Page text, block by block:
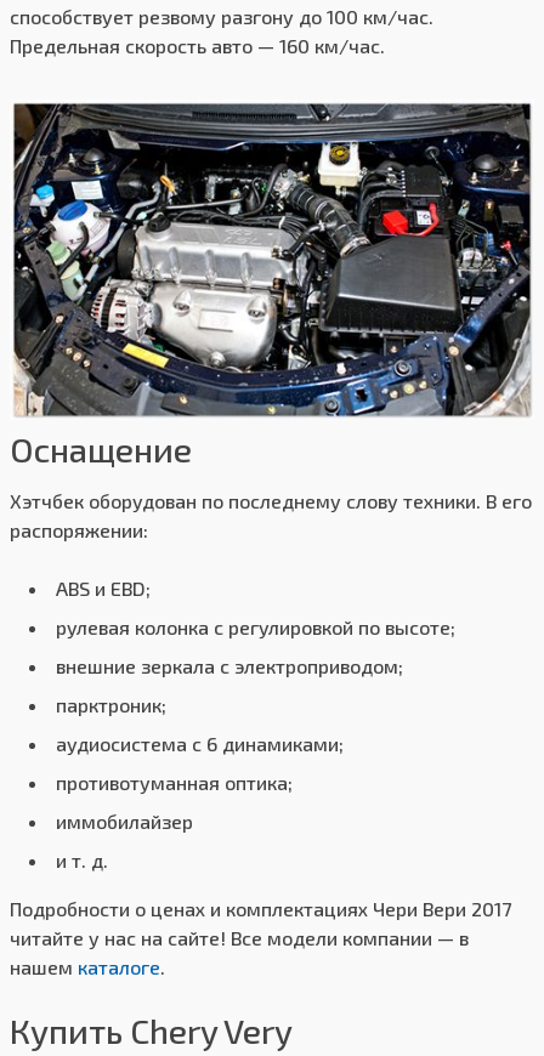
способствует резвому разгону до 100 км/час.
Предельная скорость авто — 160 км/час.
Оснащение
Хэтчбек оборудован по последнему слову техники. В его
распоряжении:
ABS и EBD;
рулевая колонка с регулировкой по высоте;
внешние зеркала с электроприводом;
парктроник;
аудиосистема с 6 динамиками;
противотуманная оптика;
иммобилайзер
и т. д.
Подробности о ценах и комплектациях Чери Вери 2017
читайте у нас на сайте! Все модели компании — в
нашем каталоге.
Купить Chery Very